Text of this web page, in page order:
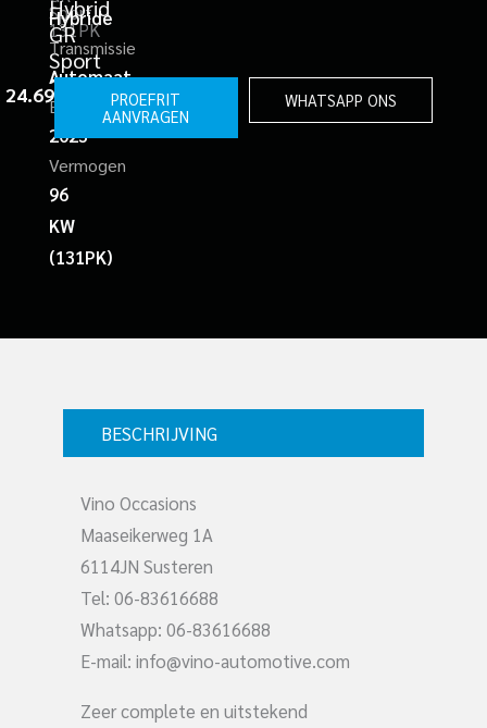
Sport
131PK
Hybrid
GR
Sport
131PK
Hybride
Transmissie
Automaat
Bouwjaar
2023
Vermogen
96
KW
(131PK)
24.695
PROEFRIT
AANVRAGEN
WHATSAPP ONS
BESCHRIJVING
Vino Occasions
Maaseikerweg 1A
6114JN Susteren
Tel: 06-83616688
Whatsapp: 06-83616688
E-mail: info@vino-automotive.com
Zeer complete en uitstekend